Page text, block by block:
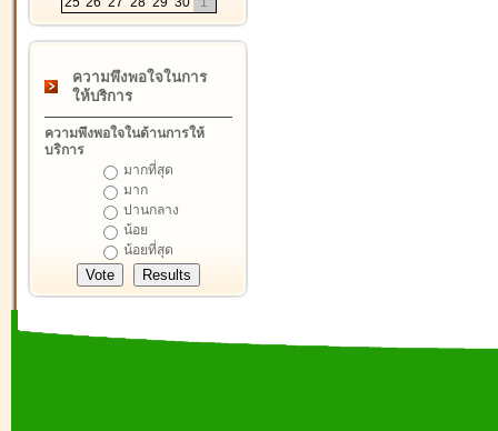
ความพึงพอใจในการ
ให้บริการ
ความพึงพอใจในด้านการให้
บริการ
มากที่สุด
มาก
ปานกลาง
น้อย
น้อยที่สุด